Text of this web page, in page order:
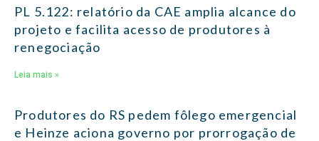
PL 5.122: relatório da CAE amplia alcance do
projeto e facilita acesso de produtores à
renegociação
Leia mais »
Produtores do RS pedem fôlego emergencial
e Heinze aciona governo por prorrogação de